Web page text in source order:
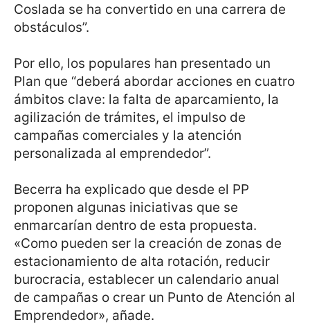
Coslada se ha convertido en una carrera de
obstáculos”.
Por ello, los populares han presentado un
Plan que “deberá abordar acciones en cuatro
ámbitos clave: la falta de aparcamiento, la
agilización de trámites, el impulso de
campañas comerciales y la atención
personalizada al emprendedor”.
Becerra ha explicado que desde el PP
proponen algunas iniciativas que se
enmarcarían dentro de esta propuesta.
«Como pueden ser la creación de zonas de
estacionamiento de alta rotación, reducir
burocracia, establecer un calendario anual
de campañas o crear un Punto de Atención al
Emprendedor», añade.